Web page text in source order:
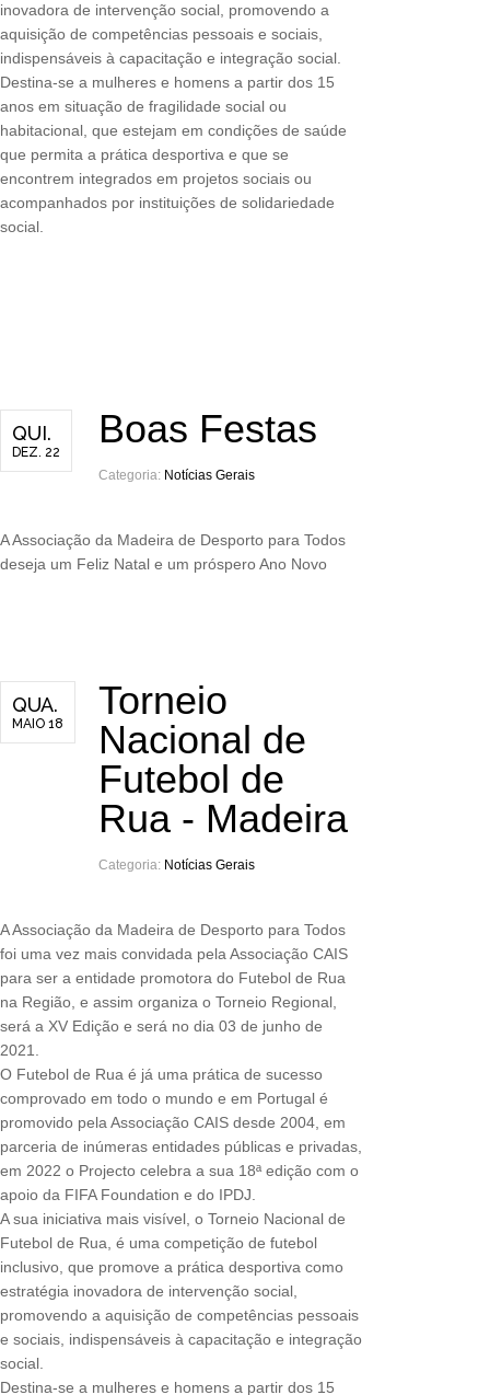
inovadora de intervenção social, promovendo a
aquisição de competências pessoais e sociais,
indispensáveis à capacitação e integração social.
Destina-se a mulheres e homens a partir dos 15
anos em situação de fragilidade social ou
habitacional, que estejam em condições de saúde
que permita a prática desportiva e que se
encontrem integrados em projetos sociais ou
acompanhados por instituições de solidariedade
social.
QUI.
DEZ. 22
Boas Festas
Categoria: Notícias Gerais
A Associação da Madeira de Desporto para Todos
deseja um Feliz Natal e um próspero Ano Novo
QUA.
MAIO 18
Torneio
Nacional de
Futebol de
Rua - Madeira
Categoria: Notícias Gerais
A Associação da Madeira de Desporto para Todos
foi uma vez mais convidada pela Associação CAIS
para ser a entidade promotora do Futebol de Rua
na Região, e assim organiza o Torneio Regional,
será a XV Edição e será no dia 03 de junho de
2021.
O Futebol de Rua é já uma prática de sucesso
comprovado em todo o mundo e em Portugal é
promovido pela Associação CAIS desde 2004, em
parceria de inúmeras entidades públicas e privadas,
em 2022 o Projecto celebra a sua 18ª edição com o
apoio da FIFA Foundation e do IPDJ.
A sua iniciativa mais visível, o Torneio Nacional de
Futebol de Rua, é uma competição de futebol
inclusivo, que promove a prática desportiva como
estratégia inovadora de intervenção social,
promovendo a aquisição de competências pessoais
e sociais, indispensáveis à capacitação e integração
social.
Destina-se a mulheres e homens a partir dos 15